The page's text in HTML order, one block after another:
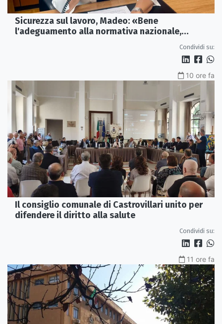
Sicurezza sul lavoro, Madeo: «Bene
l'adeguamento alla normativa nazionale,
Condividi su:
10 ore fa
Il consiglio comunale di Castrovillari unito per
difendere il diritto alla salute
Condividi su:
11 ore fa